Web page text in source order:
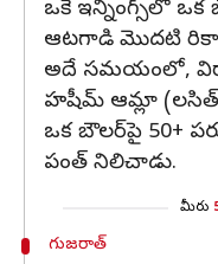
ఒకే ఇన్నింగ్స్‌లో ఒక
ఆటగాడి మొదటి
అదే సమయంలో,
హషీమ్ ఆమ్లా (లసిత్
ఒక బౌలర్‌పై 50+
పంత్ నిలిచాడు.
మీరు
గుజరాత్